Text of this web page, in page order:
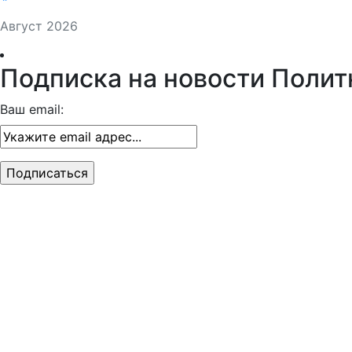
Август 2026
Подписка на новости
Ваш email: